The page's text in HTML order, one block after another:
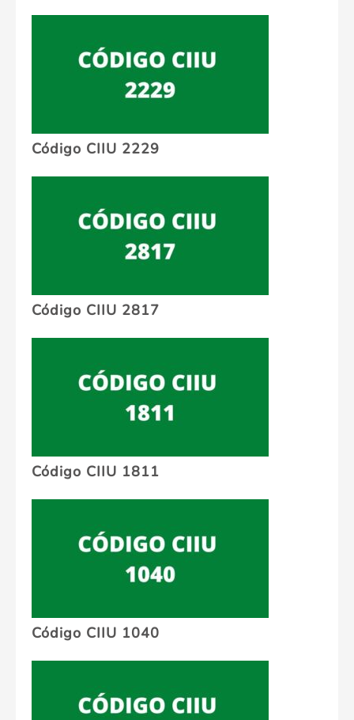
Código CIIU 2229
Código CIIU 2817
Código CIIU 1811
Código CIIU 1040